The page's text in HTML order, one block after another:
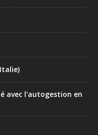
avec l'autogestion en